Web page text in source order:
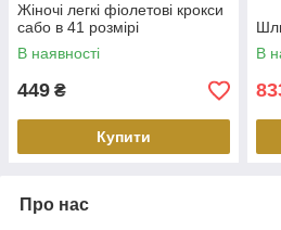
Жіночі легкі фіолетові крокси
сабо в 41 розмірі
В наявності
449 ₴
Купити
В
Про нас